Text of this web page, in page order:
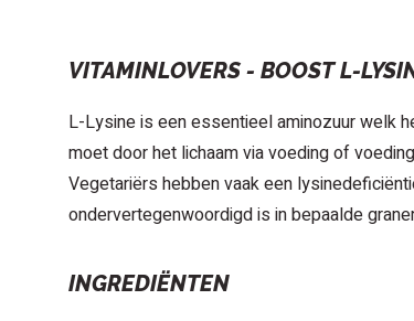
VITAMINLOVERS - BOOST L-
L-Lysine is een essentieel aminozuur welk
moet door het lichaam via voeding of
Vegetariërs hebben vaak een
ondervertegenwoordigd is in bepaalde
INGREDIËNTEN